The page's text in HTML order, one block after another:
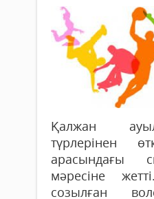
Қалжан
түрлерінен
арасындағы
мәресіне
созылған